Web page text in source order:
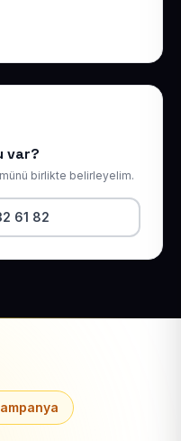
var?
birlikte belirleyelim.
61 82